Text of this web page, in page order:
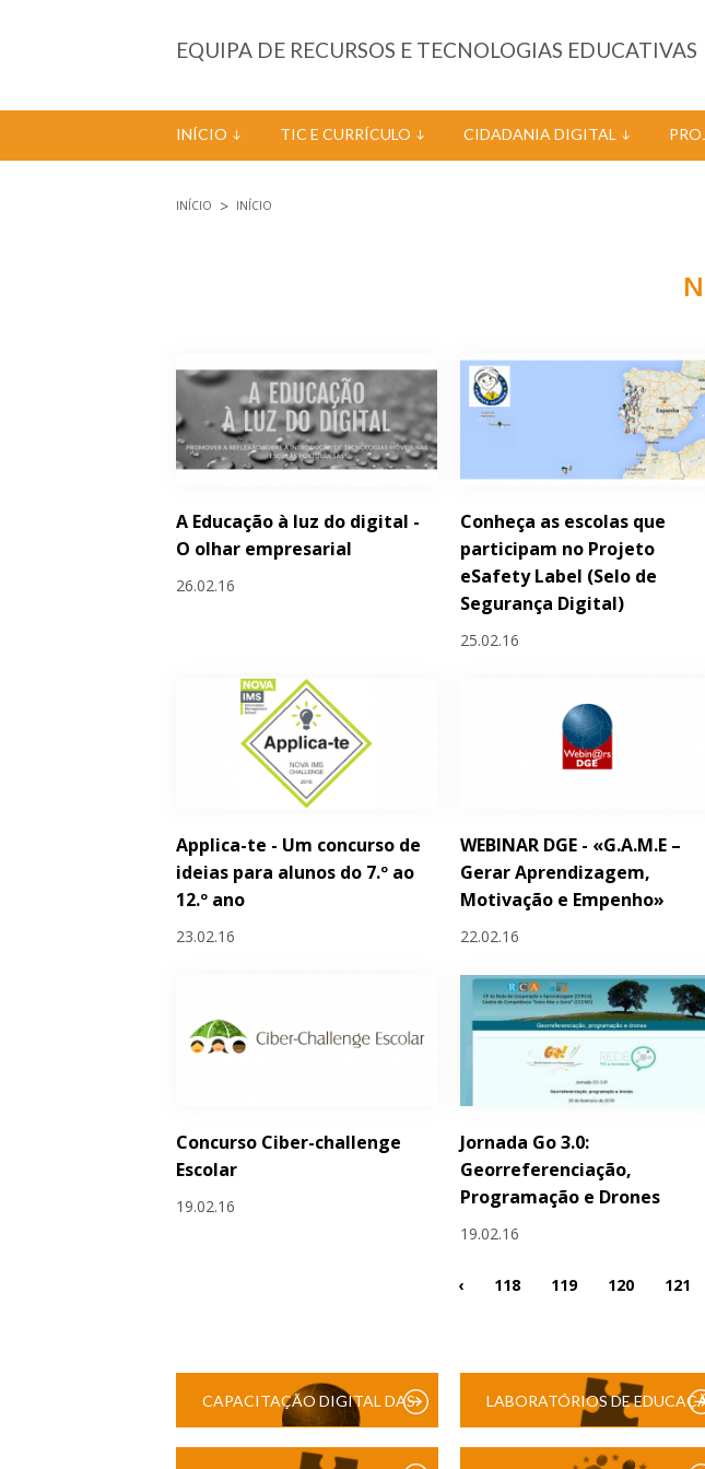
EQUIPA DE RECURSOS E TECNOLOGIAS EDUCATIVAS
INÍCIO TIC E CURRÍCULO CIDADANIA DIGITAL
INÍCIO INÍCIO
A Educação à luz do digital -
O olhar empresarial
26.02.16
Conheça as escolas que
participam no Projeto
eSafety Label (Selo de
Segurança Digital)
25.02.16
Applica-te - Um concurso de
ideias para alunos do 7.º ao
12.º ano
23.02.16
WEBINAR DGE - «G.A.M.E –
Gerar Aprendizagem,
Motivação e Empenho»
22.02.16
Concurso Ciber-challenge
Escolar
19.02.16
Jornada Go 3.0:
Georreferenciação,
Programação e Drones
19.02.16
Páginas
‹ 118 119 120 121
CAPACITAÇÃO DIGITAL DAS LABORATÓRIOS DE